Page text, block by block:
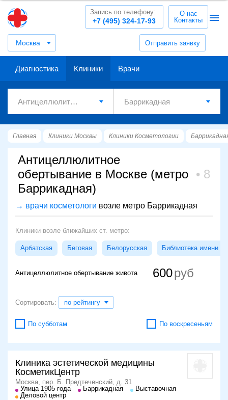
Москва Отправить заявку
+7 (495) 324-17-93
Запись по телефону:
О нас
Контакты
Диагностика Клиники Врачи
Главная Клиники Москвы Клиники Косметологии
Антицеллюлитное
обертывание в Москве (метро
Баррикадная)
8
→ врачи косметологи возле метро Баррикадная
Клиники возле ближайших ст. метро:
Арбатская Беговая Белорусская Библиотека имени
Антицеллюлитное обертывание живота 600
Сортировать: по рейтингу
По субботам По воскресеньям
Клиника эстетической медицины
КосметикЦентр
Москва, пер. Б. Предтеченский, д. 31
Улица 1905 года
Баррикадная
Выставочная
Деловой центр